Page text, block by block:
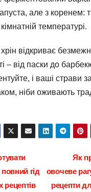
але з коренем:
температурі.
відкриває
– від паски до
і ваші страви
ніби оживають
Як
овочеве
рецепти
гід
рецептів